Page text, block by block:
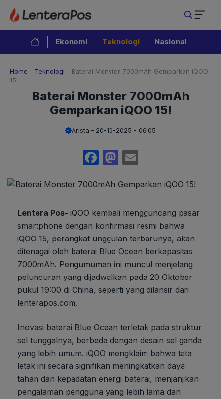
Langsung
isi
Ekonomi Teknologi Nasional
Home - Teknologi - Baterai Monster 7000mAh Gemparkan iQOO
15!
Baterai Monster 7000mAh
Gemparkan iQOO 15!
Arista 20-10-2025 - 06.05
Facebook
Mastodon
Lentera Pos- iQOO kembali mengguncang pasar
smartphone dengan konfirmasi resmi bahwa
iQOO 15, perangkat unggulan terbarunya, akan
ditenagai oleh baterai Blue Ocean berkapasitas
7000mAh. Pengumuman ini muncul menjelang
peluncuran yang dijadwalkan pada 20 Oktober
pukul 19:00 di China, seperti yang dilansir dari
lenterapos.com.
Inovasi baterai Blue Ocean terletak pada struktur
sel tunggalnya, berbeda dengan desain sel ganda
yang lebih umum. iQOO mengklaim bahwa tata
letak ini secara signifikan meningkatkan daya
tahan dan kepadatan energi baterai, menjanjikan
pengalaman pengguna yang lebih lama dan